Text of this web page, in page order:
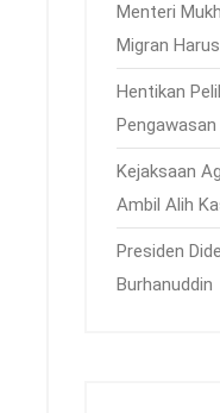
Menteri
Migran
Hentikan
Pengawasan
Kejaksaan
Ambil Alih
Presiden
Burhanuddin